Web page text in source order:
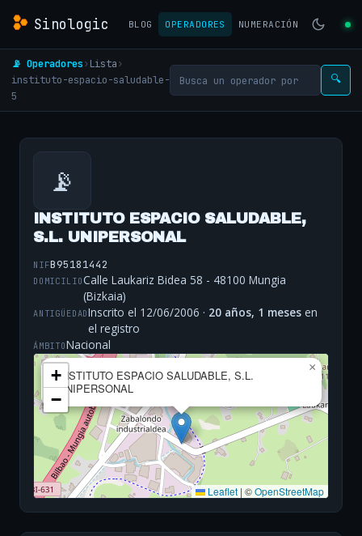
Sinologic BLOG OPERADORES NUMERACIÓN
📡 Operadores› Lista›
instituto-espacio-saludable-
5
🔍
📡
INSTITUTO ESPACIO SALUDABLE,
S.L. UNIPERSONAL
NIFB95181442
DOMICILIOCalle Laukariz Bidea 58 - 48100 Mungia
(Bizkaia)
ANTIGÜEDADInscrito el 12/06/2006 · 20 años, 1 meses en
el registro
ÁMBITONacional
INSTITUTO ESPACIO SALUDABLE, S.L.
UNIPERSONAL
×
+
−
Leaflet | ©OpenStreetMap